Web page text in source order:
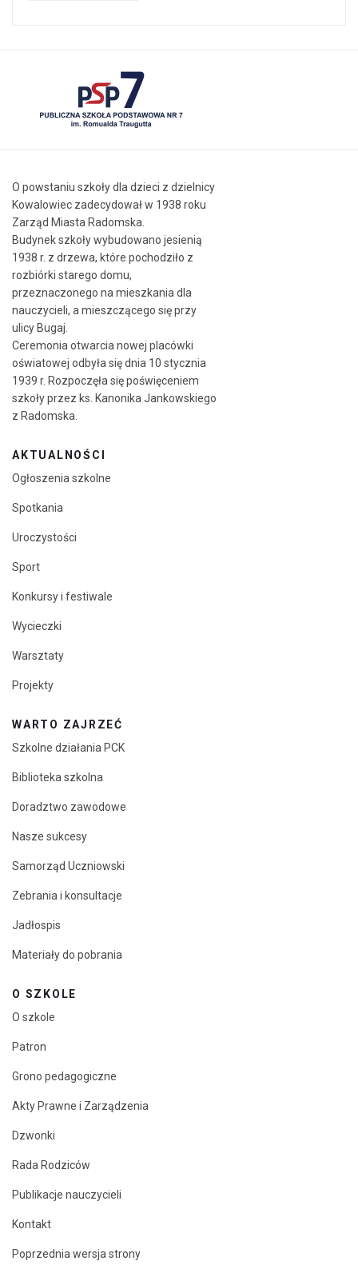
O powstaniu szkoły dla dzieci z dzielnicy
Kowalowiec zadecydował w 1938 roku
Zarząd Miasta Radomska.
Budynek szkoły wybudowano jesienią
1938 r. z drzewa, które pochodziło z
rozbiórki starego domu,
przeznaczonego na mieszkania dla
nauczycieli, a mieszczącego się przy
ulicy Bugaj.
Ceremonia otwarcia nowej placówki
oświatowej odbyła się dnia 10 stycznia
1939 r. Rozpoczęła się poświęceniem
szkoły przez ks. Kanonika Jankowskiego
z Radomska.
AKTUALNOŚCI
Ogłoszenia szkolne
Spotkania
Uroczystości
Sport
Konkursy i festiwale
Wycieczki
Warsztaty
Projekty
WARTO ZAJRZEĆ
Szkolne działania PCK
Biblioteka szkolna
Doradztwo zawodowe
Nasze sukcesy
Samorząd Uczniowski
Zebrania i konsultacje
Jadłospis
Materiały do pobrania
O SZKOLE
O szkole
Patron
Grono pedagogiczne
Akty Prawne i Zarządzenia
Dzwonki
Rada Rodziców
Publikacje nauczycieli
Kontakt
Poprzednia wersja strony